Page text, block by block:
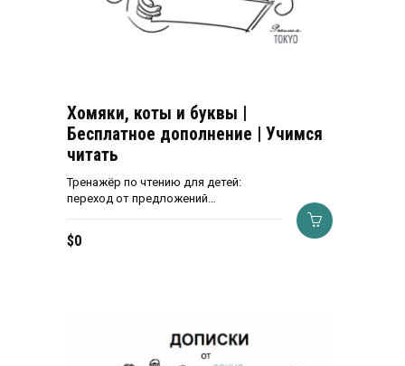
Хомяки, коты и буквы |
Бесплатное дополнение | Учимся
читать
Тренажёр по чтению для детей:
переход от предложений…
$0